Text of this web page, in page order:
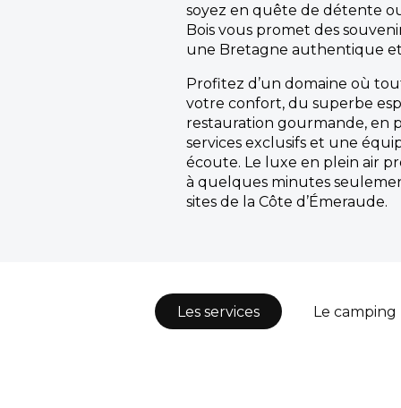
soyez en quête de détente
Bois vous promet des
une Bretagne authentique
Profitez d’un domaine où
votre confort, du superbe
restauration gourmande, en
services exclusifs et une
écoute. Le luxe en plein air
à quelques minutes
sites de la Côte d’Émeraude.
Les services Le camping